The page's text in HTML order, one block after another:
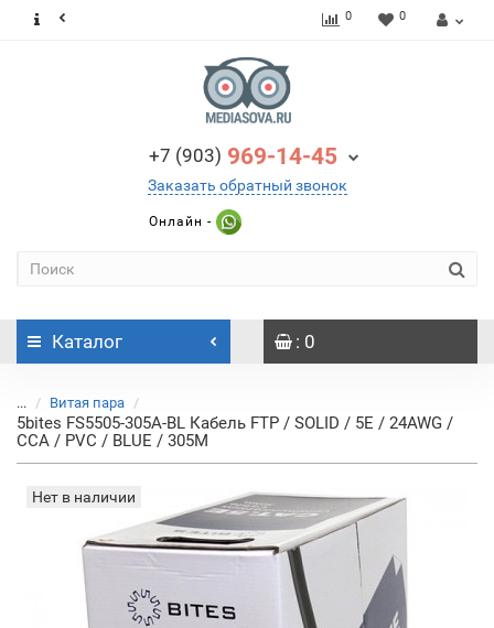
0 0
+7 (903) 969-14-45
Заказать обратный звонок
Онлайн -
Каталог : 0
... Витая пара
5bites FS5505-305A-BL Кабель FTP / SOLID / 5E / 24AWG /
CCA / PVC / BLUE / 305M
Нет в наличии